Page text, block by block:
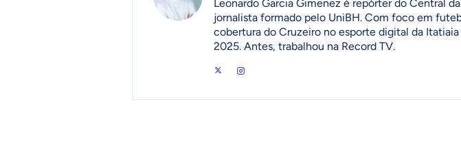
Leonardo Garcia Gimenez é repórter do Central
jornalista formado pelo UniBH. Com foco em
cobertura do Cruzeiro no esporte digital da
2025. Antes, trabalhou na Record TV.